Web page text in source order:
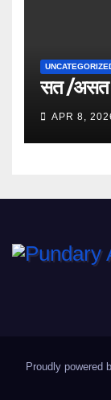
सत /असत
APR 8,
Proudly powered